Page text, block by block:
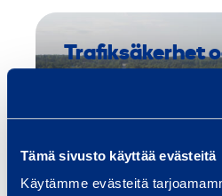
Tämä sivusto käyttää evästeitä
Käytämme evästeitä
0
Trafiksäkerhet
om ditt projekt är en